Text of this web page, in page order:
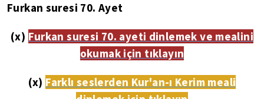
Furkan suresi 70. Ayet
(x) Furkan suresi 70. ayeti dinlemek ve mealini
okumak için tıklayın
(x) Farklı seslerden Kur'an-ı Kerim meali